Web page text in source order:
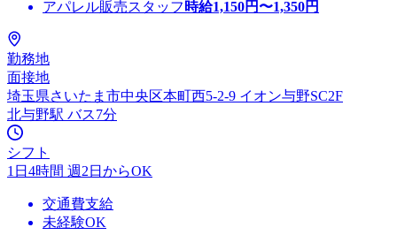
アパレル販売スタッフ 時給1,150円〜1,350円
勤務地
面接地
埼玉県さいたま市中央区本町西5-2-9 イオン与野SC2F
北与野駅 バス7分
シフト
1日4時間 週2日からOK
交通費支給
未経験OK